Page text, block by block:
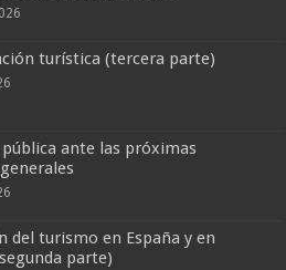
turística (tercera parte)
ante las próximas
del turismo en España y en
parte)